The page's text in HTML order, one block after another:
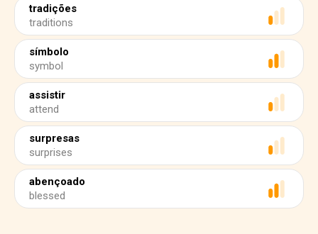
tradições
traditions
símbolo
symbol
assistir
attend
surpresas
surprises
abençoado
blessed